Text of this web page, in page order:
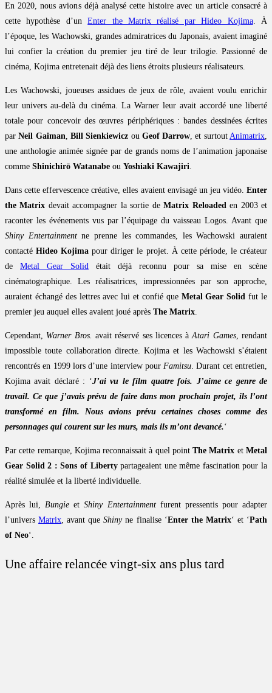
En 2020, nous avions déjà analysé cette histoire avec un article consacré à
cette hypothèse d’unEnter the Matrix réalisé par Hideo Kojima. À
l’époque, les Wachowski, grandes admiratrices du Japonais, avaient imaginé
lui confier la création du premier jeu tiré de leur trilogie. Passionné de
cinéma, Kojima entretenait déjà des liens étroits plusieurs réalisateurs.
Les Wachowski, joueuses assidues de jeux de rôle, avaient voulu enrichir
leur univers au-delà du cinéma. La Warner leur avait accordé une liberté
totale pour concevoir des œuvres périphériques : bandes dessinées écrites
parNeil Gaiman, Bill Sienkiewicz ou Geof Darrow, et surtoutAnimatrix,
une anthologie animée signée par de grands noms de l’animation japonaise
comme Shinichirō Watanabe ou Yoshiaki Kawajiri.
Dans cette effervescence créative, elles avaient envisagé un jeu vidéo. Enter
the Matrix devait accompagner la sortie deMatrix Reloadeden 2003 et
raconter les événements vus par l’équipage du vaisseau Logos. Avant que
Shiny Entertainmentne prenne les commandes, les Wachowski auraient
contactéHideo Kojima pour diriger le projet. À cette période, le créateur
de Metal Gear Solid était déjà reconnu pour sa mise en scène
cinématographique. Les réalisatrices, impressionnées par son approche,
auraient échangé des lettres avec lui et confié que Metal Gear Solid fut le
premier jeu auquel elles avaient joué après The Matrix.
Cependant, Warner Bros. avait réservé ses licences àAtari Games, rendant
impossible toute collaboration directe. Kojima et les Wachowski s’étaient
rencontrés en 1999 lors d’une interview pourFamitsu. Durant cet entretien,
Kojima avait déclaré : ‘J’ai vu le film quatre fois. J’aime ce genre de
travail. Ce que j’avais prévu de faire dans mon prochain projet, ils l’ont
transformé en film. Nous avions prévu certaines choses comme des
personnages qui courent sur les murs, mais ils m’ont devancé.‘
Par cette remarque, Kojima reconnaissait à quel pointThe Matrix etMetal
Gear Solid 2 : Sons of Libertypartageaient une même fascination pour la
réalité simulée et la liberté individuelle.
Après lui,Bungie etShiny Entertainmentfurent pressentis pour adapter
l’universMatrix, avant queShinyne finalise ‘Enter the Matrix‘ et ‘Path
of Neo‘.
Une affaire relancée vingt-six ans plus tard